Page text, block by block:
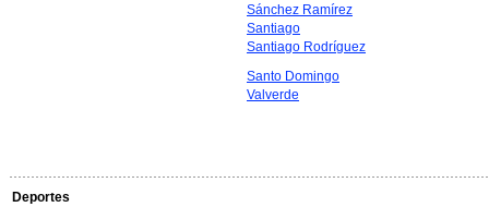
Sánchez Ramírez
Santiago
Santiago Rodríguez
Santo Domingo
Valverde
Deportes